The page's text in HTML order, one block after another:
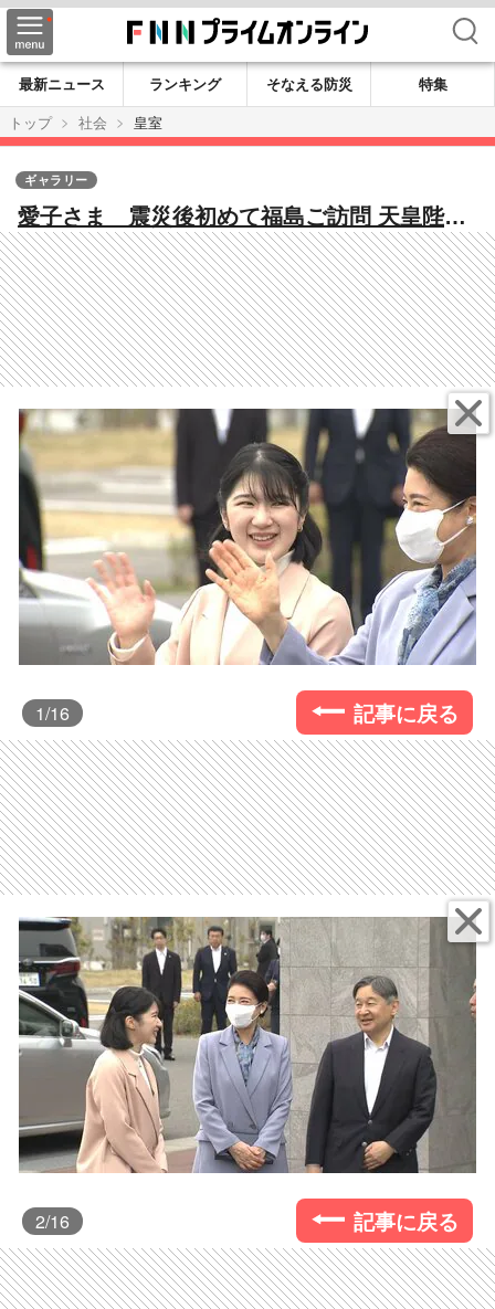
検索
最新ニュース ランキング そなえる防災
特集
トップ
社会 皇室
愛子さま 震災後初めて福島ご訪問 天皇陛下
のご要望で 被災地へ寄り添う思い 愛子さま
の“お印”「ゴヨウツツジ」も
ギャラリー
1/16 記事に戻る
2/16 記事に戻る